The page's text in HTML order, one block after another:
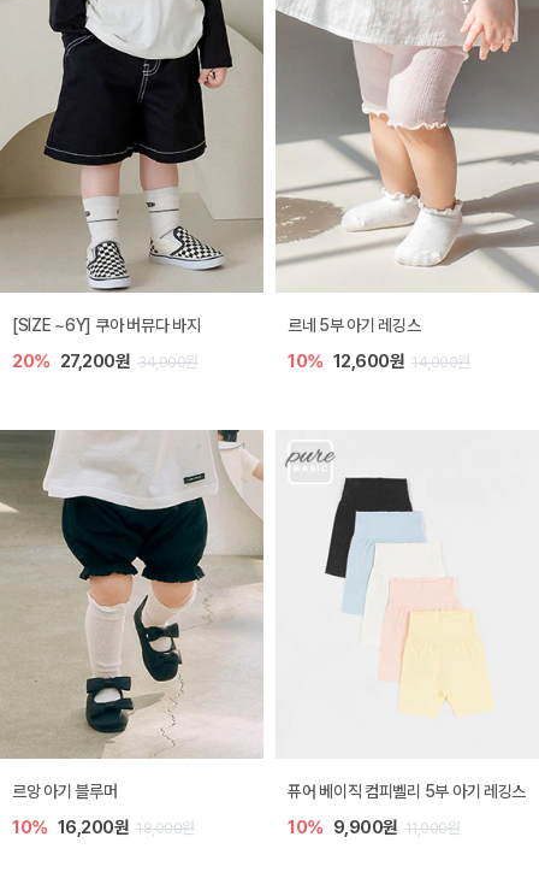
[SIZE ~6Y] 쿠아 버뮤다 바지
20% 27,200원 34,000원
르네 5부 아기 레깅스
10% 12,600원 14,000원
르앙 아기 블루머
10% 16,200원 18,000원
퓨어 베이직 컴피벨리 5부 아기 레깅스
10% 9,900원 11,000원